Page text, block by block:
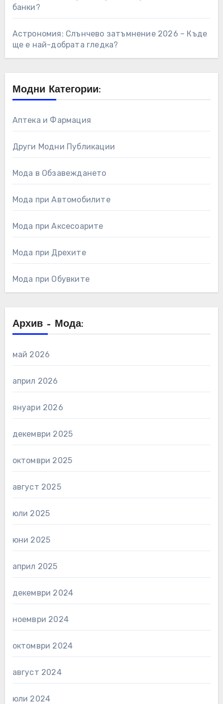
банки?
Астрономия: Слънчево затъмнение 2026 – Къде
ще е най-добрата гледка?
Модни Категории:
Аптека и Фармация
Други Модни Публикации
Мода в Обзавеждането
Мода при Автомобилите
Мода при Аксесоарите
Мода при Дрехите
Мода при Обувките
Архив – Мода:
май 2026
април 2026
януари 2026
декември 2025
октомври 2025
август 2025
юли 2025
юни 2025
април 2025
декември 2024
ноември 2024
октомври 2024
август 2024
юли 2024